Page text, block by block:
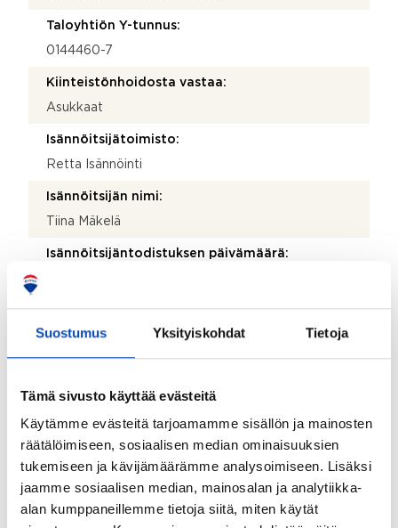
Suostumus Yksityiskohdat Tietoja
Tämä sivusto käyttää evästeitä
Käytämme evästeitä tarjoamamme sisällön ja mainosten
räätälöimiseen, sosiaalisen median ominaisuuksien
tukemiseen ja kävijämäärämme analysoimiseen. Lisäksi
jaamme sosiaalisen median, mainosalan ja analytiikka-
alan kumppaneillemme tietoja siitä, miten käytät
Taloyhtiön Y-tunnus:
0144460-7
Kiinteistönhoidosta vastaa:
Asukkaat
Isännöitsijätoimisto:
Retta Isännöinti
Isännöitsijän nimi:
Tiina Mäkelä
Isännöitsijäntodistuksen päivämäärä:
Valmistumisvuosi:
1975
1975
Rakennus- ja pintamateriaalit:
Puu ja tiili
Kattotyyppi:
Harjakatto